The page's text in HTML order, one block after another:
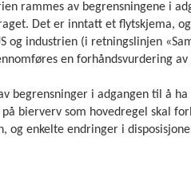
rammes av begrensningene i
Det er inntatt et flytskjema,
og industrien (i retningslinjen
en forhåndsvurdering
begrensninger i adgangen til å
bierverv som hovedregel skal
enkelte endringer i